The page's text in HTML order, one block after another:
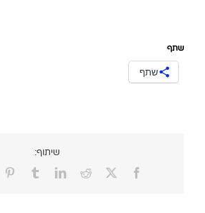
שתף
שתף
שיתוף:
Facebook
X
Reddit
LinkedIn
Tumblr